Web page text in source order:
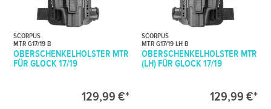
SCORPUS
MTR G17/19 B
OBERSCHENKELHOLSTER MTR
FÜR GLOCK 17/19
129,99 €*
SCORPUS
MTR G17/19 LH B
OBERSCHENKELHOLSTER MTR
(LH) FÜR GLOCK 17/19
129,99 €*